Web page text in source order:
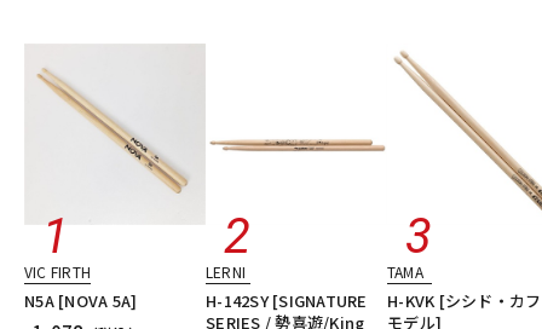
VIC FIRTH
N5A [NOVA 5A]
LERNI
H-142SY [SIGNATURE
SERIES / 勢喜遊/King
TAMA
H-KVK [シシド・カ
モデル]